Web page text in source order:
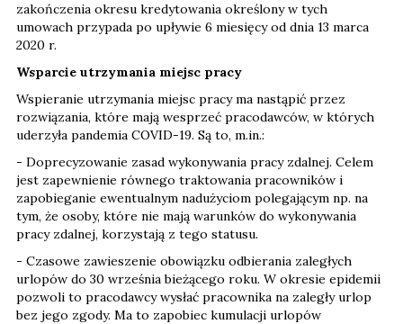
zakończenia okresu kredytowania określony w tych
umowach przypada po upływie 6 miesięcy od dnia 13 marca
2020 r.
Wsparcie utrzymania miejsc pracy
Wspieranie utrzymania miejsc pracy ma nastąpić przez
rozwiązania, które mają wesprzeć pracodawców, w których
uderzyła pandemia COVID-19. Są to, m.in.:
- Doprecyzowanie zasad wykonywania pracy zdalnej. Celem
jest zapewnienie równego traktowania pracowników i
zapobieganie ewentualnym nadużyciom polegającym np. na
tym, że osoby, które nie mają warunków do wykonywania
pracy zdalnej, korzystają z tego statusu.
- Czasowe zawieszenie obowiązku odbierania zaległych
urlopów do 30 września bieżącego roku. W okresie epidemii
pozwoli to pracodawcy wysłać pracownika na zaległy urlop
bez jego zgody. Ma to zapobiec kumulacji urlopów